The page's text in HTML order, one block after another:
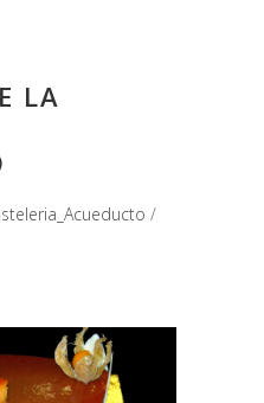
LA